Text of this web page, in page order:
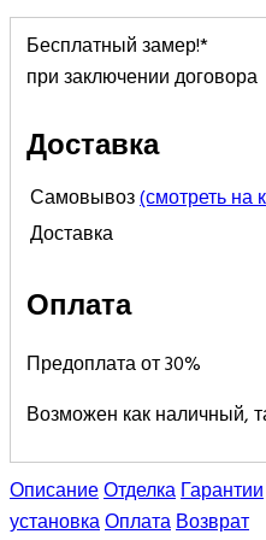
Бесплатный замер!*
при заключении договора
Доставка
Самовывоз(смотреть на
Доставка
Оплата
Предоплата от 30%
Возможен как наличный,
ОписаниеОтделкаГарантии
установкаОплатаВозврат